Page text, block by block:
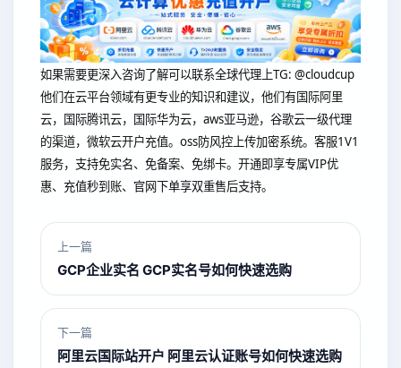
如果需要更深入咨询了解可以联系全球代理上TG: @cloudcup
他们在云平台领域有更专业的知识和建议，他们有国际阿里
云，国际腾讯云，国际华为云，aws亚马逊，谷歌云一级代理
的渠道，微软云开户充值。oss防风控上传加密系统。客服1V1
服务，支持免实名、免备案、免绑卡。开通即享专属VIP优
惠、充值秒到账、官网下单享双重售后支持。
上一篇
GCP企业实名 GCP实名号如何快速选购
下一篇
阿里云国际站开户 阿里云认证账号如何快速选购